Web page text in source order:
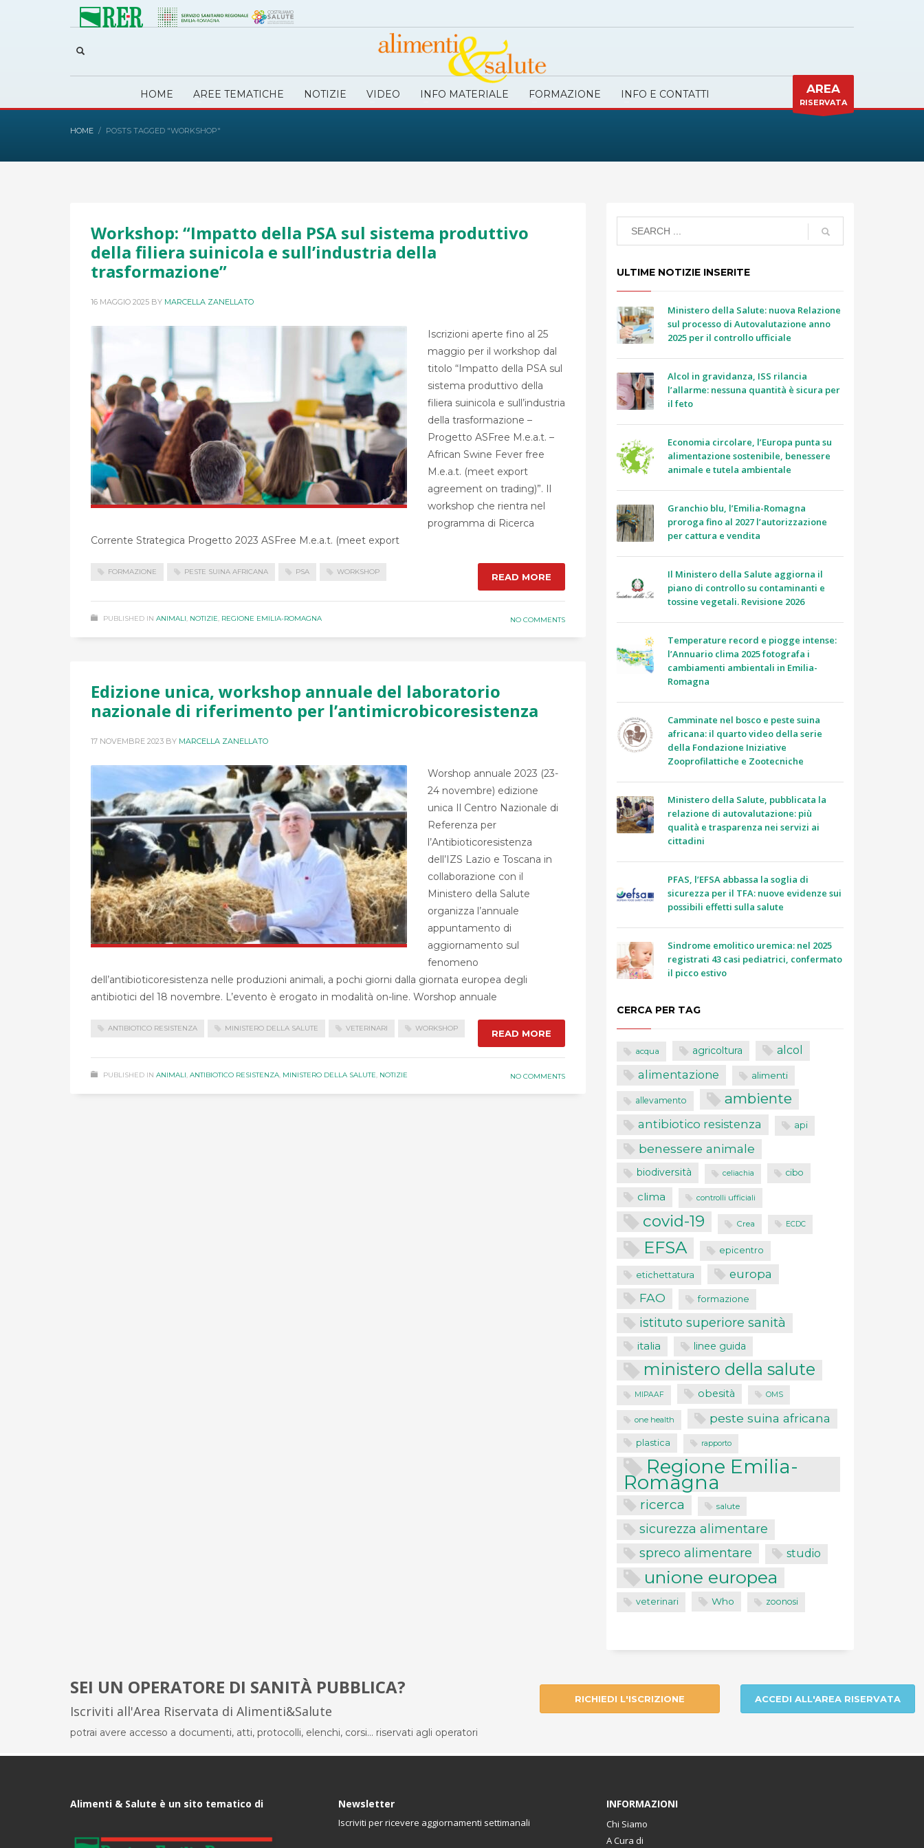
HOME AREE TEMATICHE NOTIZIE VIDEO INFO MATERIALE FORMAZIONE INFO E CONTATTI AREA
RISERVATA
HOME POSTS TAGGED "WORKSHOP"
Workshop: “Impatto della PSA sul sistema produttivo
della filiera suinicola e sull’industria della
trasformazione”
16 MAGGIO 2025 BY MARCELLA ZANELLATO
Iscrizioni aperte fino al 25
maggio per il workshop dal
titolo “Impatto della PSA sul
sistema produttivo della
filiera suinicola e sull’industria
della trasformazione –
Progetto ASFree M.e.a.t. –
African Swine Fever free
M.e.a.t. (meet export
agreement on trading)”. Il
workshop che rientra nel
programma di Ricerca
Corrente Strategica Progetto 2023 ASFree M.e.a.t. (meet export
FORMAZIONE PESTE SUINA AFRICANA PSA WORKSHOP READ MORE
PUBLISHED IN ANIMALI, NOTIZIE, REGIONE EMILIA-ROMAGNA NO COMMENTS
Edizione unica, workshop annuale del laboratorio
nazionale di riferimento per l’antimicrobicoresistenza
17 NOVEMBRE 2023 BY MARCELLA ZANELLATO
Worshop annuale 2023 (23-
24 novembre) edizione
unica Il Centro Nazionale di
Referenza per
l’Antibioticoresistenza
dell’IZS Lazio e Toscana in
collaborazione con il
Ministero della Salute
organizza l’annuale
appuntamento di
aggiornamento sul
fenomeno
dell’antibioticoresistenza nelle produzioni animali, a pochi giorni dalla giornata europea degli
antibiotici del 18 novembre. L’evento è erogato in modalità on-line. Worshop annuale
ANTIBIOTICO RESISTENZA MINISTERO DELLA SALUTE VETERINARI WORKSHOP READ MORE
PUBLISHED IN ANIMALI, ANTIBIOTICO RESISTENZA, MINISTERO DELLA SALUTE, NOTIZIE NO COMMENTS
ULTIME NOTIZIE INSERITE
Ministero della Salute: nuova Relazione
sul processo di Autovalutazione anno
2025 per il controllo ufficiale
Alcol in gravidanza, ISS rilancia
l’allarme: nessuna quantità è sicura per
il feto
Economia circolare, l’Europa punta su
alimentazione sostenibile, benessere
animale e tutela ambientale
Granchio blu, l’Emilia-Romagna
proroga fino al 2027 l’autorizzazione
per cattura e vendita
Il Ministero della Salute aggiorna il
piano di controllo su contaminanti e
tossine vegetali. Revisione 2026
Temperature record e piogge intense:
l’Annuario clima 2025 fotografa i
cambiamenti ambientali in Emilia-
Romagna
Camminate nel bosco e peste suina
africana: il quarto video della serie
della Fondazione Iniziative
Zooprofilattiche e Zootecniche
Ministero della Salute, pubblicata la
relazione di autovalutazione: più
qualità e trasparenza nei servizi ai
cittadini
PFAS, l’EFSA abbassa la soglia di
sicurezza per il TFA: nuove evidenze sui
possibili effetti sulla salute
Sindrome emolitico uremica: nel 2025
registrati 43 casi pediatrici, confermato
il picco estivo
CERCA PER TAG
acqua agricoltura alcol
alimentazione alimenti
allevamento ambiente
antibiotico resistenza api
benessere animale
biodiversità celiachia cibo
clima controlli ufficiali
covid-19 Crea ECDC
EFSA epicentro
etichettatura europa
FAO formazione
istituto superiore sanità
italia linee guida
ministero della salute
MIPAAF obesità OMS
one health peste suina africana
plastica rapporto
Regione Emilia-
Romagna
ricerca salute
sicurezza alimentare
spreco alimentare studio
unione europea
veterinari Who zoonosi
SEI UN OPERATORE DI SANITÀ PUBBLICA?
Iscriviti all'Area Riservata di Alimenti&Salute
potrai avere accesso a documenti, atti, protocolli, elenchi, corsi... riservati agli operatori
RICHIEDI L'ISCRIZIONE ACCEDI ALL'AREA RISERVATA
Alimenti & Salute è un sito tematico di Newsletter
Iscriviti per ricevere aggiornamenti settimanali
INFORMAZIONI
Chi Siamo
A Cura di